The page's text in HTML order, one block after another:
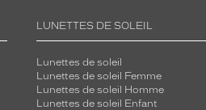
LUNETTES DE SOLEIL
Lunettes de soleil
Lunettes de soleil Femme
Lunettes de soleil Homme
Lunettes de soleil Enfant